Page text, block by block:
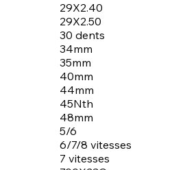
29X2.40
29X2.50
30 dents
34mm
35mm
40mm
44mm
45Nth
48mm
5/6
6/7/8 vitesses
7 vitesses